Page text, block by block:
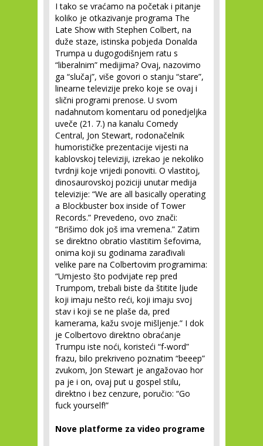
I tako se vraćamo na početak i pitanje
koliko je otkazivanje programa The
Late Show with Stephen Colbert, na
duže staze, istinska pobjeda Donalda
Trumpa u dugogodišnjem ratu s
“liberalnim” medijima? Ovaj, nazovimo
ga “slučaj”, više govori o stanju “stare”,
linearne televizije preko koje se ovaj i
slični programi prenose. U svom
nadahnutom komentaru od ponedjeljka
uveče (21. 7.) na kanalu Comedy
Central, Jon Stewart, rodonačelnik
humorističke prezentacije vijesti na
kablovskoj televiziji, izrekao je nekoliko
tvrdnji koje vrijedi ponoviti. O vlastitoj,
dinosaurovskoj poziciji unutar medija
televizije: “We are all basically operating
a Blockbuster box inside of Tower
Records.” Prevedeno, ovo znači:
“Brišimo dok još ima vremena.” Zatim
se direktno obratio vlastitim šefovima,
onima koji su godinama zarađivali
velike pare na Colbertovim programima:
“Umjesto što podvijate rep pred
Trumpom, trebali biste da štitite ljude
koji imaju nešto reći, koji imaju svoj
stav i koji se ne plaše da, pred
kamerama, kažu svoje mišljenje.” I dok
je Colbertovo direktno obraćanje
Trumpu iste noći, koristeći “f-word”
frazu, bilo prekriveno poznatim “beeep”
zvukom, Jon Stewart je angažovao hor
pa je i on, ovaj put u gospel stilu,
direktno i bez cenzure, poručio: “Go
fuck yourself!”
Nove platforme za video programe